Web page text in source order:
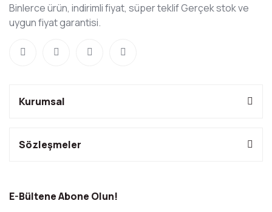
Binlerce ürün, indirimli fiyat, süper teklif Gerçek stok ve
uygun fiyat garantisi.
Kurumsal
Sözleşmeler
E-Bültene Abone Olun!